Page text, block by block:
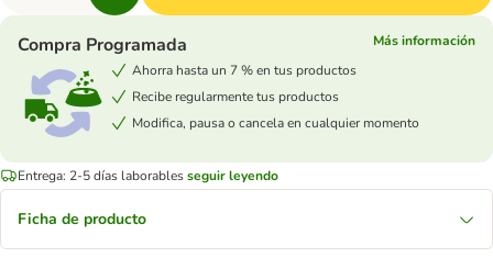
Compra Programada
Más información
Ahorra hasta un 7 % en tus productos
Recibe regularmente tus productos
Modifica, pausa o cancela en cualquier momento
Entrega: 2-5 días laborablesseguir leyendo
Ficha de producto